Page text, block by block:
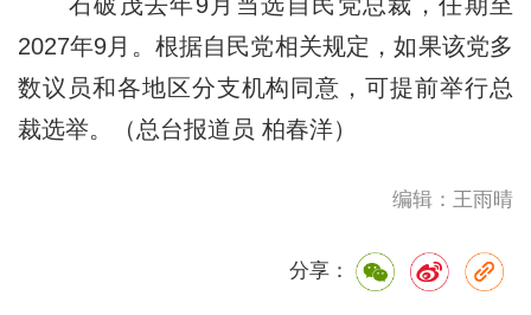
2027年9月。根据自民党相关规定，如果该党多
数议员和各地区分支机构同意，可提前举行总
裁选举。（总台报道员 柏春洋）
编辑：王雨晴
分享：